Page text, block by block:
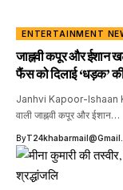
ENTERTAINMENT
जाह्नवी कपूर और ईशान
फैंस को दिलाई ‘धड़क’
Janhvi Kapoor-Ishaan
वाली जाह्नवी कपूर और ईशान…
By